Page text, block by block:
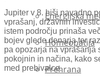
Energijska
Homeopatija
Prehrana
Jupiter v 8. hiši navadno
vprašanj, državnih
istem področju prinaša
bojev glede denarja ter
pa opozarja na vprašanja
pokojnin in načina, kako
med prebivalce.